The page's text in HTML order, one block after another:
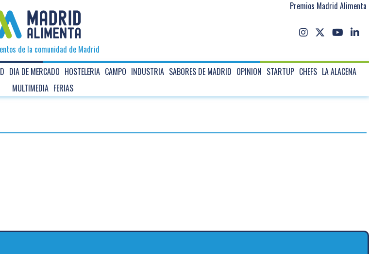
de la comunidad de Madrid
Premios Madrid Alimenta
DIA DE MERCADO HOSTELERIA CAMPO INDUSTRIA SABORES DE MADRID OPINION STARTUP CHEFS LA ALACENA
MULTIMEDIA FERIAS